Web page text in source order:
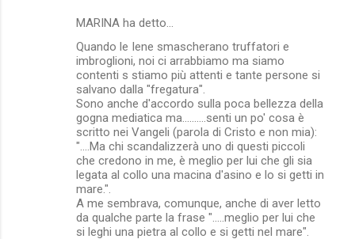
MARINA ha detto…
Quando le Iene smascherano truffatori e
imbroglioni, noi ci arrabbiamo ma siamo
contenti s stiamo più attenti e tante persone si
salvano dalla "fregatura".
Sono anche d'accordo sulla poca bellezza della
gogna mediatica ma..........senti un po' cosa è
scritto nei Vangeli (parola di Cristo e non mia):
"....Ma chi scandalizzerà uno di questi piccoli
che credono in me, è meglio per lui che gli sia
legata al collo una macina d'asino e lo si getti in
mare.".
A me sembrava, comunque, anche di aver letto
da qualche parte la frase ".....meglio per lui che
si leghi una pietra al collo e si getti nel mare".